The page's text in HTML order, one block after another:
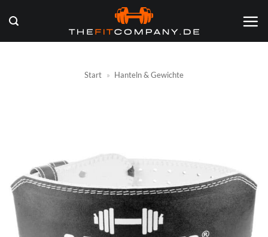
Inhalt
springen
Start » Hanteln & Gewichte